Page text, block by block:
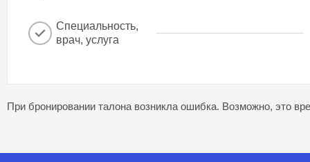
Специальность,
врач, услуга
При бронировании талона возникла ошибка. Возможно, это